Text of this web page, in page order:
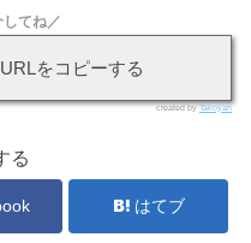
てね／
をコピーする
created byTakoyan
る
はてブ